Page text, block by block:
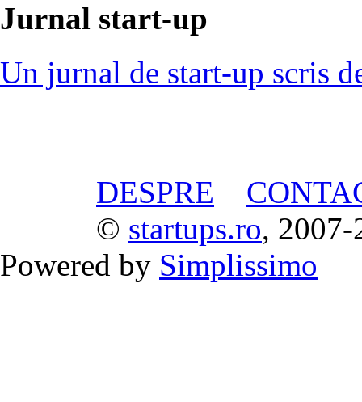
Jurnal start-up
Un jurnal de start-up scris
DESPRE
© startups.ro, 2007-
Powered by Simplissimo